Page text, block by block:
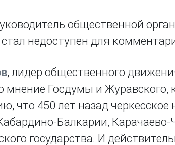
общественной
стал недоступен для
, лидер общественного
Госдумы и Журавского,
что 450 лет назад
Балкарии,
государства. И